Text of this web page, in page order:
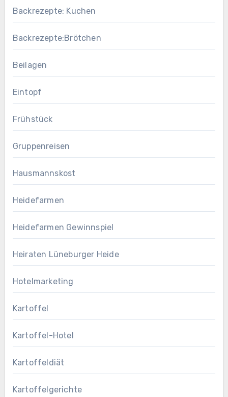
Backrezepte: Kuchen
Backrezepte:Brötchen
Beilagen
Eintopf
Frühstück
Gruppenreisen
Hausmannskost
Heidefarmen
Heidefarmen Gewinnspiel
Heiraten Lüneburger Heide
Hotelmarketing
Kartoffel
Kartoffel-Hotel
Kartoffeldiät
Kartoffelgerichte